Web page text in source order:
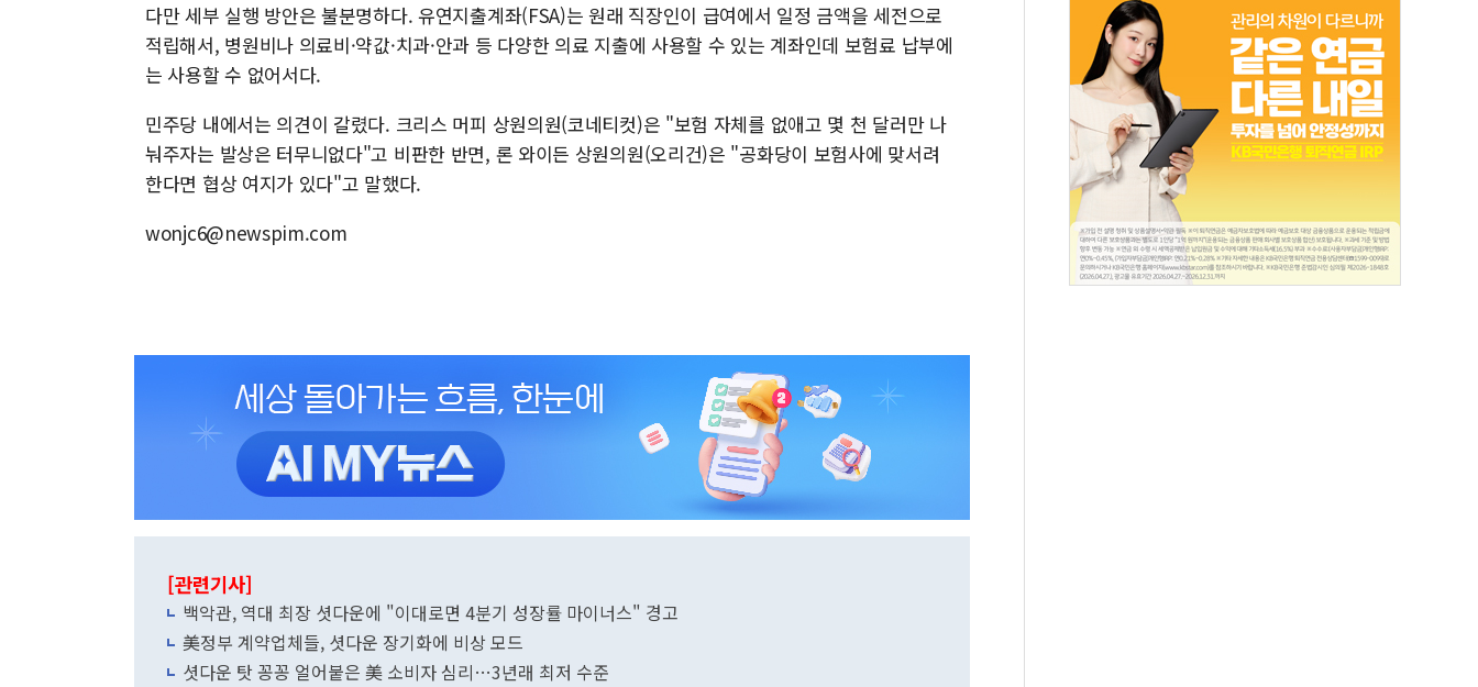
다만 세부 실행 방안은 불분명하다. 유연지출계좌(FSA)는 원래 직장인이 급여에서 일정 금액을 세전으로
적립해서, 병원비나 의료비·약값·치과·안과 등 다양한 의료 지출에 사용할 수 있는 계좌인데 보험료 납부에
는 사용할 수 없어서다.
민주당 내에서는 의견이 갈렸다. 크리스 머피 상원의원(코네티컷)은 "보험 자체를 없애고 몇 천 달러만 나
눠주자는 발상은 터무니없다"고 비판한 반면, 론 와이든 상원의원(오리건)은 "공화당이 보험사에 맞서려
한다면 협상 여지가 있다"고 말했다.
wonjc6@newspim.com
[관련기사]
백악관, 역대 최장 셧다운에 "이대로면 4분기 성장률 마이너스" 경고
美정부 계약업체들, 셧다운 장기화에 비상 모드
셧다운 탓 꽁꽁 얼어붙은 美 소비자 심리…3년래 최저 수준